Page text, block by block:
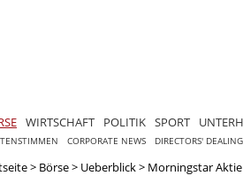
WIRTSCHAFT POLITIK SPORT
CORPORATE NEWS DIRECTORS'
> Börse> Ueberblick> Morningstar